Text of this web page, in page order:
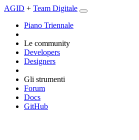
AGID + Team Digitale
Piano Triennale
Le community
Developers
Designers
Gli strumenti
Forum
Docs
GitHub